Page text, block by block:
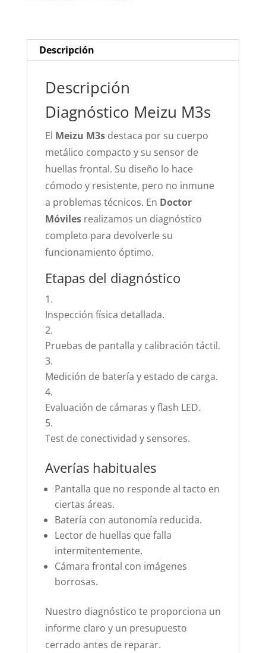
Descripción
Descripción
Diagnóstico Meizu M3s
El Meizu M3sdestaca por su cuerpo
metálico compacto y su sensor de
huellas frontal. Su diseño lo hace
cómodo y resistente, pero no inmune
a problemas técnicos. En Doctor
Móvilesrealizamos un diagnóstico
completo para devolverle su
funcionamiento óptimo.
Etapas del diagnóstico
Inspección física detallada.
Pruebas de pantalla y calibración táctil.
Medición de batería y estado de carga.
Evaluación de cámaras y flash LED.
Test de conectividad y sensores.
Averías habituales
Pantalla que no responde al tacto en
ciertas áreas.
Batería con autonomía reducida.
Lector de huellas que falla
intermitentemente.
Cámara frontal con imágenes
borrosas.
Nuestro diagnóstico te proporciona un
informe claro y un presupuesto
cerrado antes de reparar.